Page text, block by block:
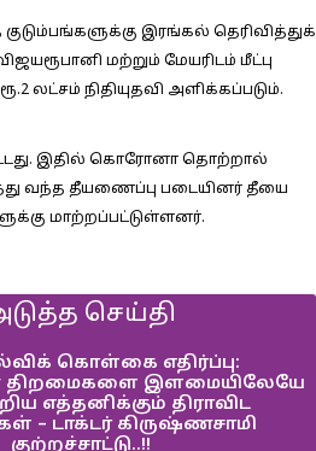
இரங்கல் தெரிவித்துக்
மற்றும் மேயரிடம் மீட்பு
லட்சம் நிதியுதவி அளிக்கப்படும்.
இதில் கொரோனா தொற்றால்
வந்த தீயணைப்பு படையினர் தீயை
மாற்றப்பட்டுள்ளனர்.
செய்தி
கொள்கை எதிர்ப்பு:
திறமைகளை இளமையிலேயே
எத்தனிக்கும் திராவிட
– டாக்டர் கிருஷ்ணசாமி
குற்றச்சாட்டு..!!